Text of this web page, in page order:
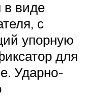
в виде
с
упорную
для
Ударно-